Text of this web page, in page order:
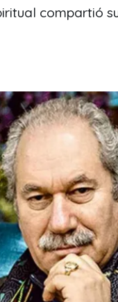
compartió